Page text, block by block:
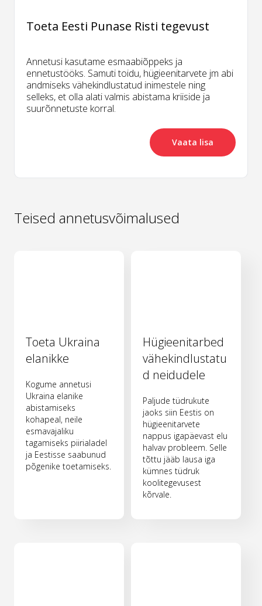
Toeta Eesti Punase Risti tegevust
Annetusi kasutame esmaabiõppeks ja
ennetustööks. Samuti toidu, hügieenitarvete jm abi
andmiseks vähekindlustatud inimestele ning
selleks, et olla alati valmis abistama kriiside ja
suurõnnetuste korral.
Vaata lisa
Teised annetusvõimalused
Toeta Ukraina
elanikke
Kogume annetusi
Ukraina elanike
abistamiseks
kohapeal, neile
esmavajaliku
tagamiseks piirialadel
ja Eestisse saabunud
põgenike toetamiseks.
Hügieenitarbed
vähekindlustatu
d neidudele
Paljude tüdrukute
jaoks siin Eestis on
hügieenitarvete
nappus igapäevast elu
halvav probleem. Selle
tõttu jääb lausa iga
kümnes tüdruk
koolitegevusest
kõrvale.